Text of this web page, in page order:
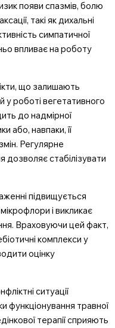
появи спазмів, болю
такі як дихальні
симпатичної
впливає на роботу
що залишають
у роботі вегетативного
до надмірної
або, навпаки, її
Регулярне
стабілізувати
підвищується
і викликає
Враховуючи цей факт,
комплекси у
оцінку
ситуації
функціонування травної
терапії сприяють